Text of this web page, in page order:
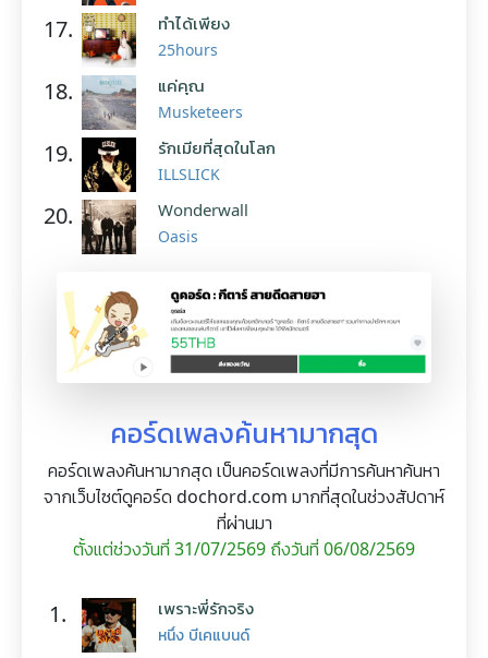
17. ทำได้เพียง
25hours
18. แค่คุณ
Musketeers
19. รักเมียที่สุดในโลก
ILLSLICK
20. Wonderwall
Oasis
คอร์ดเพลงค้นหามากสุด
คอร์ดเพลงค้นหามากสุด เป็นคอร์ดเพลงที่มีการค้นหาค้นหา
จากเว็บไซต์ดูคอร์ด dochord.com มากที่สุดในช่วงสัปดาห์
ที่ผ่านมา
ตั้งแต่ช่วงวันที่ 31/07/2569 ถึงวันที่ 06/08/2569
1. เพราะพี่รักจริง
หนึ่ง บีเคแบนด์